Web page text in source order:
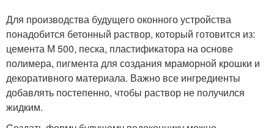
Для производства будущего оконного устройства
понадобится бетонный раствор, который готовится из:
цемента М 500, песка, пластификатора на основе
полимера, пигмента для создания мраморной крошки и
декоративного материала. Важно все ингредиенты
добавлять постепенно, чтобы раствор не получился
жидким.